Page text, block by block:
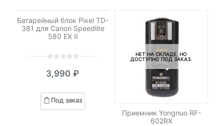
Батарейный блок Pixel TD-
381 для Canon Speedlite
580 EX II
out
based
on
3,990 ₽
Под заказ
НЕТ НА СКЛАДЕ, НО
ДОСТУПНО ПОД ЗАКАЗ.
Приемник Yongnuo RF-
602RX